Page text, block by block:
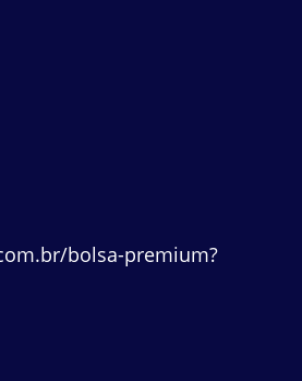
bolsa-premium?